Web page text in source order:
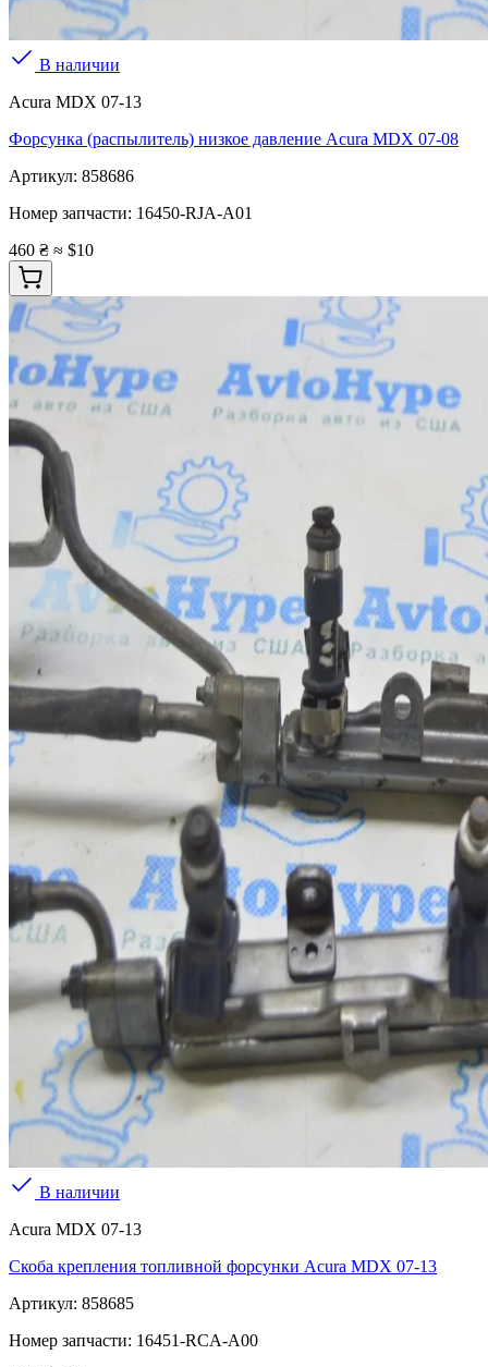
В наличии
Acura MDX 07-13
Форсунка (распылитель) низкое давление Acura MDX 07-08
Артикул: 858686
Номер запчасти: 16450-RJA-A01
460 ₴ ≈ $10
В наличии
Acura MDX 07-13
Скоба крепления топливной форсунки Acura MDX 07-13
Артикул: 858685
Номер запчасти: 16451-RCA-A00